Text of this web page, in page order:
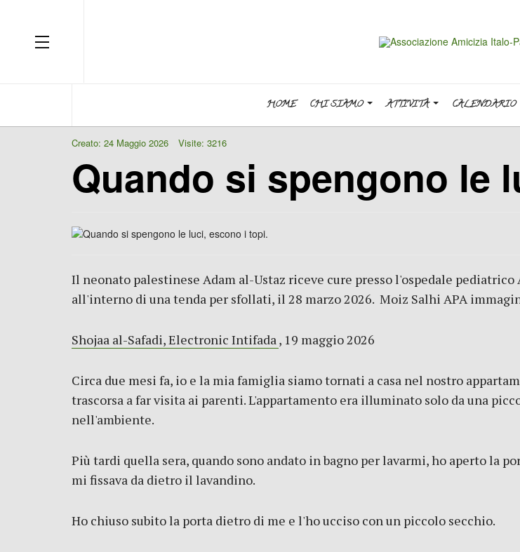
OFF CANVAS
HOME CHI SIAMO ATTIVITÀ CALENDARIO
Creato: 24 Maggio 2026 Visite: 3216
Quando si spengono le
Il neonato palestinese Adam al-Ustaz riceve cure presso l'ospedale
all'interno di una tenda per sfollati, il 28 marzo 2026. Moiz Salhi APA
Shojaa al-Safadi,Electronic Intifada, 19 maggio 2026
Circa due mesi fa, io e la mia famiglia siamo tornati a casa nel nostro
trascorsa a far visita ai parenti. L'appartamento era illuminato solo da una
nell'ambiente.
Più tardi quella sera, quando sono andato in bagno per lavarmi, ho aperto la
mi fissava da dietro il lavandino.
Ho chiuso subito la porta dietro di me e l'ho ucciso con un piccolo secchio.